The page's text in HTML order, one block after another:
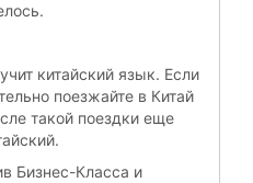
китайский язык. Если
поезжайте в Китай
такой поездки еще
Бизнес-Класса и